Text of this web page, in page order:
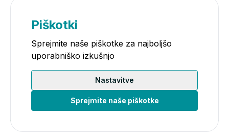
Piškotki
Sprejmite naše piškotke za najboljšo
uporabniško izkušnjo
Nastavitve
Sprejmite naše piškotke